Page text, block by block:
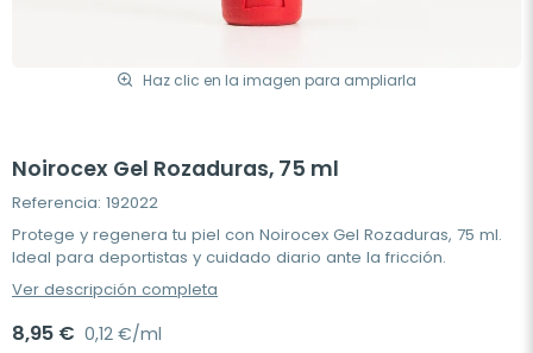
Haz clic en la imagen para ampliarla
Noirocex Gel Rozaduras, 75 ml
Referencia: 192022
Protege y regenera tu piel con Noirocex Gel Rozaduras, 75 ml.
Ideal para deportistas y cuidado diario ante la fricción.
Ver descripción completa
8,95 € 0,12 €/ml